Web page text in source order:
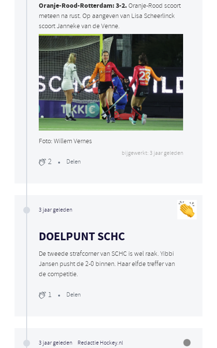
Oranje-Rood-Rotterdam: 3-2.Oranje-Rood scoort
meteen na rust. Op aangeven van Lisa Scheerlinck
scoort Janneke van de Venne.
Foto: Willem Vernes
bijgewerkt: 3 jaar geleden
2 Delen
3 jaar geleden
DOELPUNT SCHC
De tweede strafcorner van SCHC is wel raak. Yibbi
Jansen pusht de 2-0 binnen. Haar elfde treffer van
de competitie.
1 Delen
3 jaar geleden Redactie Hockey.nl